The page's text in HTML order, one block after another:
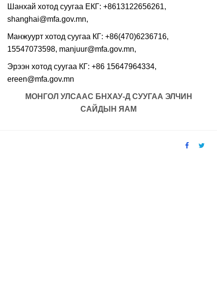
Шанхай хотод суугаа ЕКГ: +8613122656261,
shanghai@mfa.gov.mn,
Манжуурт хотод суугаа КГ: +86(470)6236716,
15547073598, manjuur@mfa.gov.mn,
Эрээн хотод суугаа КГ: +86 15647964334,
ereen@mfa.gov.mn
МОНГОЛ УЛСААС БНХАУ-Д СУУГАА ЭЛЧИН
САЙДЫН ЯАМ